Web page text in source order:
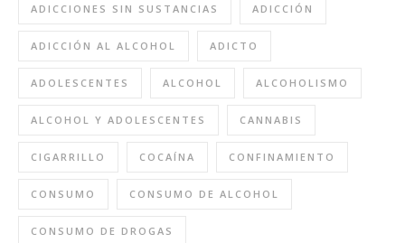
ADICCIONES SIN SUSTANCIAS ADICCIÓN
ADICCIÓN AL ALCOHOL ADICTO
ADOLESCENTES ALCOHOL ALCOHOLISMO
ALCOHOL Y ADOLESCENTES CANNABIS
CIGARRILLO COCAÍNA CONFINAMIENTO
CONSUMO CONSUMO DE ALCOHOL
CONSUMO DE DROGAS